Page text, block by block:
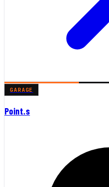
GARAGE
Point.s